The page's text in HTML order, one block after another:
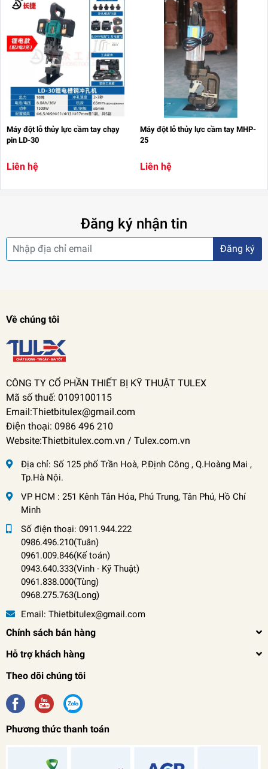
Máy đột lỗ thủy lực cầm tay chạy
pin LD-30
Liên hệ
Máy đột lỗ thủy lực cầm tay MHP-
25
Liên hệ
Đăng ký nhận tin
Đăng ký
Về chúng tôi
CÔNG TY CỔ PHẦN THIẾT BỊ KỸ THUẬT TULEX
Mã số thuế: 0109100115
Email:Thietbitulex@gmail.com
Điện thoại: 0986 496 210
Website:Thietbitulex.com.vn / Tulex.com.vn
Địa chỉ: Số 125 phố Trần Hoà, P.Định Công , Q.Hoàng Mai ,
Tp.Hà Nội.
VP HCM : 251 Kênh Tân Hóa, Phú Trung, Tân Phú, Hồ Chí
Minh
Số điện thoại: 0911.944.222
0986.496.210(Tuân)
0961.009.846(Kế toán)
0943.640.333(Vinh - Kỹ Thuật)
0961.838.000(Tùng)
0968.275.763(Long)
Email: Thietbitulex@gmail.com
Chính sách bán hàng
Hỗ trợ khách hàng
Theo dõi chúng tôi
Phương thức thanh toán